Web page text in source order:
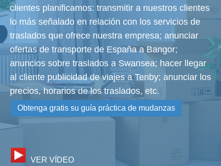
clientes planificamos: transmitir a nuestros clientes
lo más señalado en relación con los servicios de
traslados que ofrece nuestra empresa; anunciar
ofertas de transporte de España a Bangor;
anuncios sobre traslados a Swansea; hacer llegar
al cliente publicidad de viajes a Tenby; anunciar los
precios, horarios de los traslados, etc.
Obtenga gratis su guía práctica de mudanzas
VER VÍDEO